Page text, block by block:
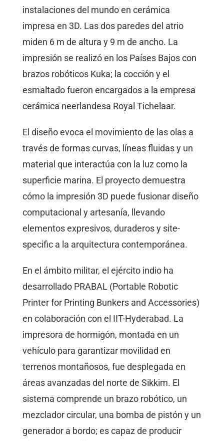
instalaciones del mundo en cerámica
impresa en 3D. Las dos paredes del atrio
miden 6 m de altura y 9 m de ancho. La
impresión se realizó en los Países Bajos con
brazos robóticos Kuka; la cocción y el
esmaltado fueron encargados a la empresa
cerámica neerlandesa Royal Tichelaar.
El diseño evoca el movimiento de las olas a
través de formas curvas, líneas fluidas y un
material que interactúa con la luz como la
superficie marina. El proyecto demuestra
cómo la impresión 3D puede fusionar diseño
computacional y artesanía, llevando
elementos expresivos, duraderos y site-
specific a la arquitectura contemporánea.
En el ámbito militar, el ejército indio ha
desarrollado PRABAL (Portable Robotic
Printer for Printing Bunkers and Accessories)
en colaboración con el IIT-Hyderabad. La
impresora de hormigón, montada en un
vehículo para garantizar movilidad en
terrenos montañosos, fue desplegada en
áreas avanzadas del norte de Sikkim. El
sistema comprende un brazo robótico, un
mezclador circular, una bomba de pistón y un
generador a bordo; es capaz de producir